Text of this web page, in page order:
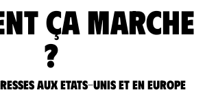
ça marche
?
aux Etats-Unis et en Europe